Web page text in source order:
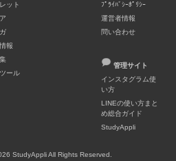
ット
報
ール
ﾌﾟﾗｲﾊﾞｼｰﾎﾟﾘｼｰ
運営者情報
問い合わせ
管理サイト
インスタグラム使
い方
LINEの使い方まと
め総合ガイド
StudyAppli
StudyAppli All Rights Reserved.